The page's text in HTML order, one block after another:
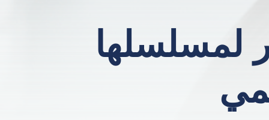
لمسلسلها